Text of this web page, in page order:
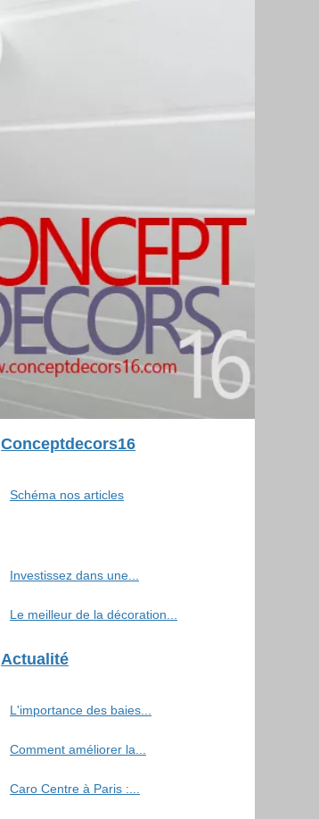
Conceptdecors16
Schéma nos articles
Investissez dans une...
Le meilleur de la décoration...
Actualité
L'importance des baies...
Comment améliorer la...
Caro Centre à Paris :...